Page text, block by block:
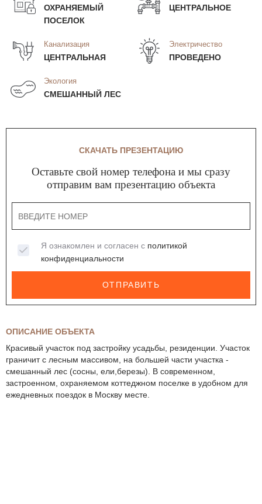
ОХРАНЯЕМЫЙ
ПОСЕЛОК
ЦЕНТРАЛЬНОЕ
Канализация
ЦЕНТРАЛЬНАЯ
Электричество
ПРОВЕДЕНО
Экология
СМЕШАННЫЙ ЛЕС
ОПИСАНИЕ ОБЪЕКТА
Красивый участок под застройку усадьбы, резиденции. Участок
граничит с лесным массивом, на большей части участка -
смешанный лес (сосны, ели,березы). В современном,
застроенном, охраняемом коттеджном поселке в удобном для
ежедневных поездок в Москву месте.
СКАЧАТЬ ПРЕЗЕНТАЦИЮ
Оставьте свой номер телефона и мы сразу
отправим вам презентацию объекта
Я ознакомлен и согласен с политикой
конфиденциальности
ОТПРАВИТЬ